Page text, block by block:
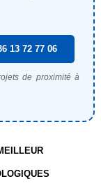
13 72 77 06
de proximité à